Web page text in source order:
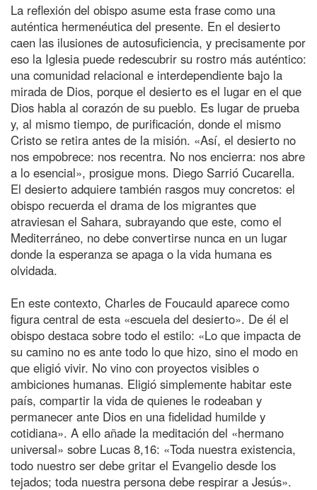
La reflexión del obispo asume esta frase como una
auténtica hermenéutica del presente. En el desierto
caen las ilusiones de autosuficiencia, y precisamente por
eso la Iglesia puede redescubrir su rostro más auténtico:
una comunidad relacional e interdependiente bajo la
mirada de Dios, porque el desierto es el lugar en el que
Dios habla al corazón de su pueblo. Es lugar de prueba
y, al mismo tiempo, de purificación, donde el mismo
Cristo se retira antes de la misión. «Así, el desierto no
nos empobrece: nos recentra. No nos encierra: nos abre
a lo esencial», prosigue mons. Diego Sarrió Cucarella.
El desierto adquiere también rasgos muy concretos: el
obispo recuerda el drama de los migrantes que
atraviesan el Sahara, subrayando que este, como el
Mediterráneo, no debe convertirse nunca en un lugar
donde la esperanza se apaga o la vida humana es
olvidada.
En este contexto, Charles de Foucauld aparece como
figura central de esta «escuela del desierto». De él el
obispo destaca sobre todo el estilo: «Lo que impacta de
su camino no es ante todo lo que hizo, sino el modo en
que eligió vivir. No vino con proyectos visibles o
ambiciones humanas. Eligió simplemente habitar este
país, compartir la vida de quienes le rodeaban y
permanecer ante Dios en una fidelidad humilde y
cotidiana». A ello añade la meditación del «hermano
universal» sobre Lucas 8,16: «Toda nuestra existencia,
todo nuestro ser debe gritar el Evangelio desde los
tejados; toda nuestra persona debe respirar a Jesús».